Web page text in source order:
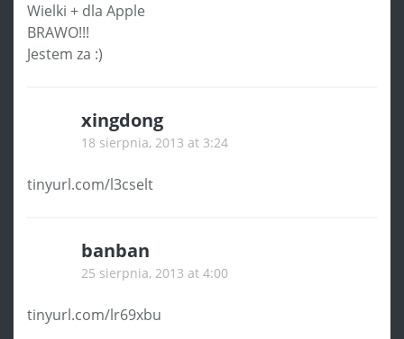
Wielki + dla Apple
BRAWO!!!
Jestem za :)
xingdong
18 sierpnia, 2013 at 3:24
tinyurl.com/l3cselt
banban
25 sierpnia, 2013 at 4:00
tinyurl.com/lr69xbu